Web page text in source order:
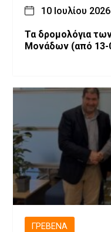
10 Ιουλίου 2026
Τα δρομολόγια
Μονάδων (από 13-
ΓΡΕΒΕΝΆ